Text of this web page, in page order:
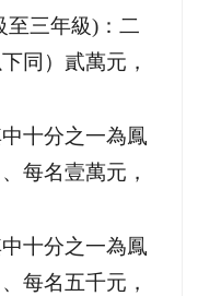
至三年級)：二
同）貳萬元，
十分之一為鳳
每名壹萬元，
十分之一為鳳
每名五千元，